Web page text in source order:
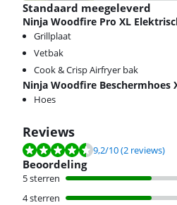
Standaard meegeleverd
Ninja Woodfire Pro XL
Grillplaat
Vetbak
Cook & Crisp Airfryer bak
Ninja Woodfire Beschermhoes
Hoes
Reviews
Beoordeling is 9,2 van de 10, gebaseerd op
9,2/10(2 reviews)
Beoordeling
5 sterren
4 sterren